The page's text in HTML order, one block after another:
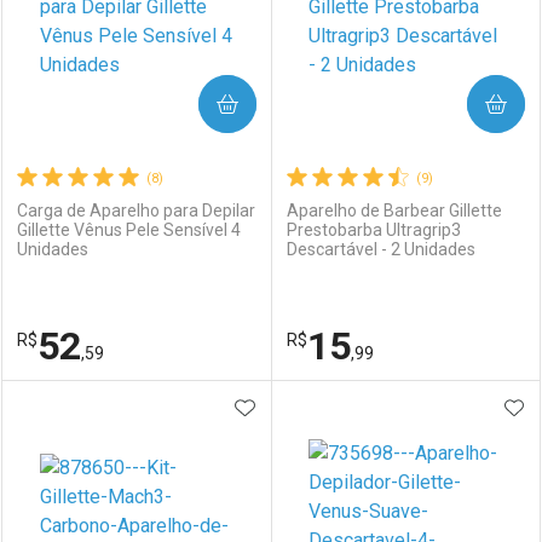
(8)
Carga de Aparelho para Depilar
Gillette Vênus Pele Sensível 4
Unidades
R$52,59
COMPRAR
Laboratório
Por Menos
(9)
Aparelho de Barbear Gillette
Prestobarba Ultragrip3
Descartável - 2 Unidades
R$15,99
COMPRAR
Laboratório
Por Menos
ADICIONAR AOS FAVORITOS